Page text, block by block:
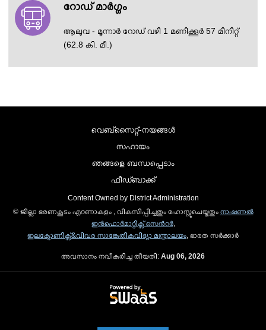
റോഡ്‌ മാര്‍ഗ്ഗം
ആലുവ - മൂന്നാർ റോഡ് വഴി 1 മണിക്കൂർ 57 മിനിറ്റ്
(62.8 കി. മീ.)
വെബ്സൈറ്റ്-നയങ്ങള്‍
സഹായം
ഞങ്ങളെ ബന്ധപ്പെടാം
ഫീഡ്ബാക്ക്
Content Owned by District Administration
© ജില്ലാ ഭരണകൂടം എറണാകുളം , വികസിപ്പിച്ചതും ഹോസ്റ്റുചെയ്തതും നാഷണല്‍
ഇന്‍ഫൊര്‍മാറ്റിക്സ് സെന്‍റര്‍,
ഇലക്ട്രോണിക്സ്&വിവര സാങ്കേതികവിദ്യാ മന്ത്രാലയം , ഭാരത സര്‍ക്കാര്‍
അവസാനം നവീകരിച്ച തീയതി: Aug 06, 2026